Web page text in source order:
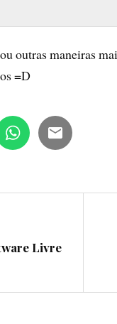
outras maneiras
=D
Livre